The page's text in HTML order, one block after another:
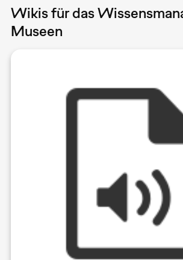
Wikis für das
Museen